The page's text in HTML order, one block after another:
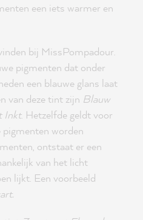
een iets warmer en
bij MissPompadour.
pigmenten dat onder
een blauwe glans laat
van deze tint zijn Blauw
Inkt. Hetzelfde geldt voor
pigmenten worden
ontstaat er een
van het licht
lijkt. Een voorbeeld